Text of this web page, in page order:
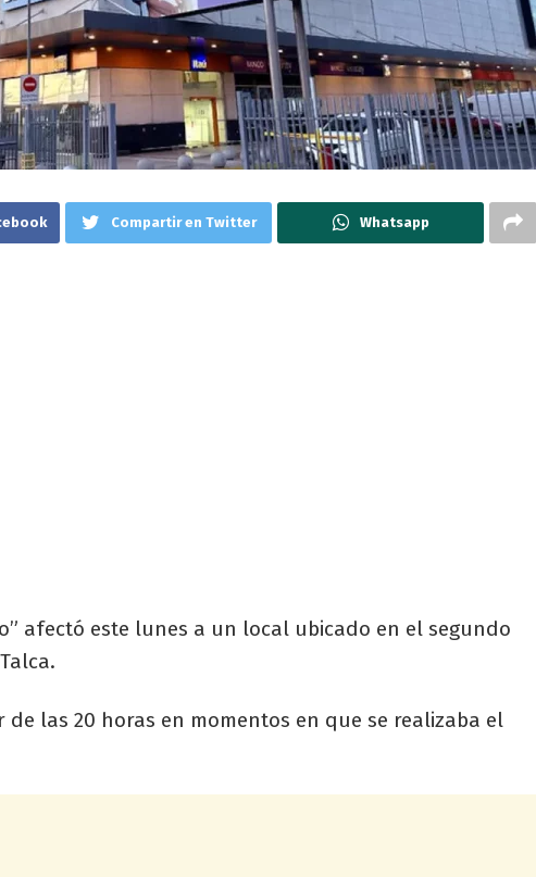
Compartir en Twitter Whatsapp
afectó este lunes a un local ubicado en el segundo
de las 20 horas en momentos en que se realizaba el